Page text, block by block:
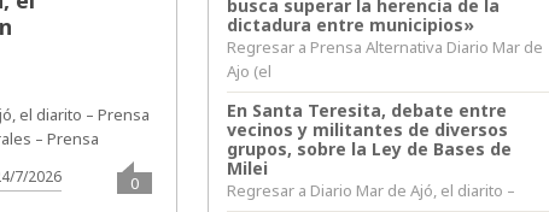
el diarito – Prensa
– Prensa
7/2026 0
busca superar la herencia de la
dictadura entre municipios»
Regresar a Prensa Alternativa Diario Mar de
Ajo (el
En Santa Teresita, debate entre
vecinos y militantes de diversos
grupos, sobre la Ley de Bases de
Milei
Regresar a Diario Mar de Ajó, el diarito –